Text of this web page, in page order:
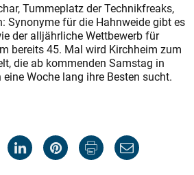
Tummeplatz der Technikfreaks,
Synonyme für die Hahnweide gibt es
der alljährliche Wettbewerb für
bereits 45. Mal wird Kirchheim zum
die ab kommenden Samstag in
Woche lang ihre Besten sucht.